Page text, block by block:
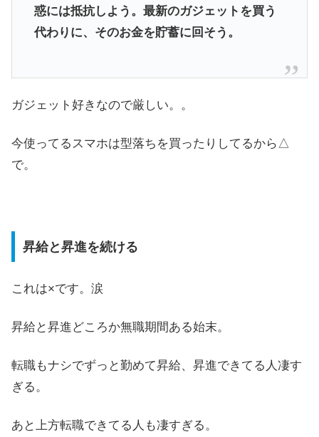
惑には抵抗しよう。最新のガジェットを買う
代わりに、そのお金を貯蓄に回そう。
ガジェット好きなので厳しい。。
今使ってるスマホは型落ちを買ったりしてるから△
で。
昇給と昇進を続ける
これは×です。涙
昇給と昇進どころか無職期間ある始末。
転職もナシでずっと勤めて昇給、昇進できてる人凄す
ぎる。
あと上方転職できてる人も凄すぎる。